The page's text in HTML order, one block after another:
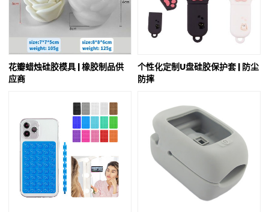
花瓣蜡烛硅胶模具 | 橡胶制品供
应商
个性化定制U盘硅胶保护套 | 防尘
防摔